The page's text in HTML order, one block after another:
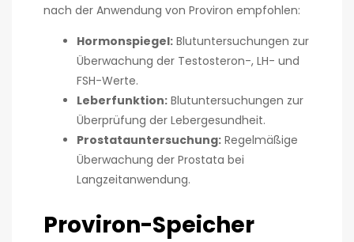
nach der Anwendung von Proviron empfohlen:
Hormonspiegel: Blutuntersuchungen zur
Überwachung der Testosteron-, LH- und
FSH-Werte.
Leberfunktion: Blutuntersuchungen zur
Überprüfung der Lebergesundheit.
Prostatauntersuchung: Regelmäßige
Überwachung der Prostata bei
Langzeitanwendung.
Proviron-Speicher